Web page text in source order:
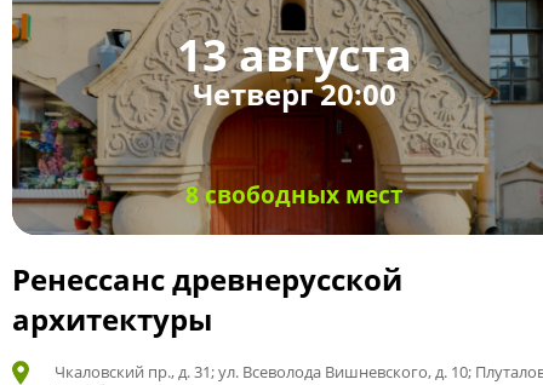
13 августа
Четверг 20:00
8 свободных мест
Ренессанс древнерусской
архитектуры
Чкаловский пр., д. 31; ул. Всеволода Вишневского, д. 10;